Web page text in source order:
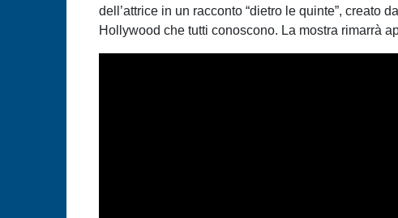
dell’attrice in un racconto “dietro le quinte”, creato
Hollywood che tutti conoscono. La mostra rimarrà